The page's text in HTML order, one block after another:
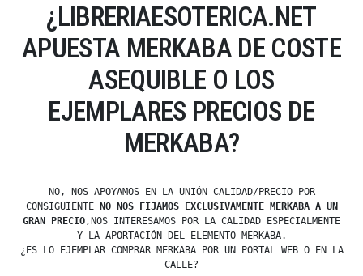
¿LIBRERIAESOTERICA.NET
APUESTA MERKABA DE COSTE
ASEQUIBLE O LOS
EJEMPLARES PRECIOS DE
MERKABA?
NO, NOS APOYAMOS EN LA UNIÓN CALIDAD/PRECIO POR
CONSIGUIENTE
NO NOS FIJAMOS EXCLUSIVAMENTE MERKABA A UN
GRAN PRECIO,NOS INTERESAMOS POR LA CALIDAD ESPECIALMENTE
Y LA APORTACIÓN DEL ELEMENTO MERKABA.
¿ES LO EJEMPLAR COMPRAR MERKABA POR UN PORTAL WEB O EN LA
CALLE?